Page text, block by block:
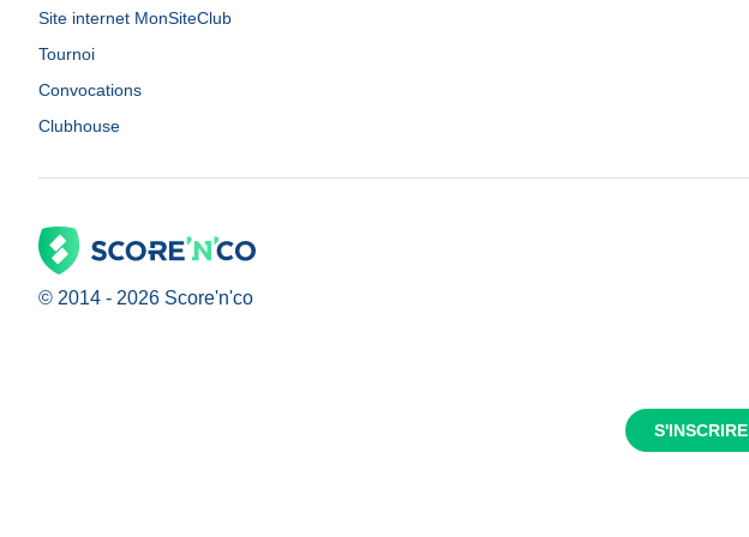
S'INSCRIRE
Site internet MonSiteClub
Tournoi
Convocations
Clubhouse
© 2014 - 2026 Score'n'co